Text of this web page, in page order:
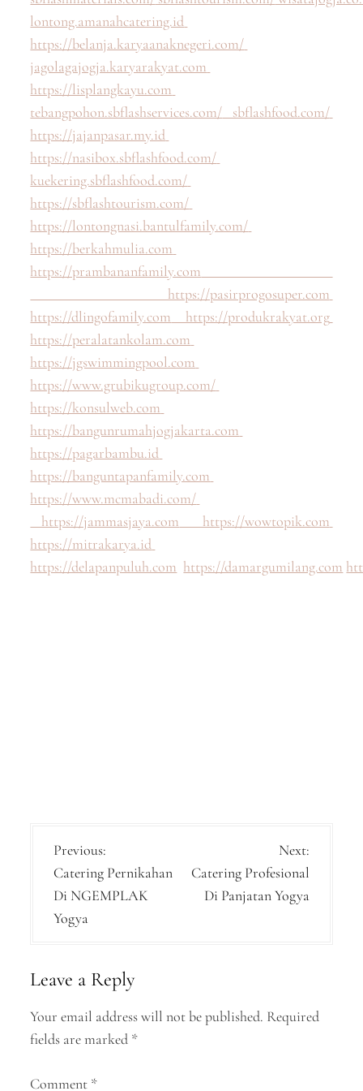
lontong.amanahcatering.id
https://belanja.karyaanaknegeri.com/
jagolagajogja.karyarakyat.com
https://lisplangkayu.com
tebangpohon.sbflashservices.com/ sbflashfood.com/
https://jajanpasar.my.id
https://nasibox.sbflashfood.com/
kuekering.sbflashfood.com/
https://sbflashtourism.com/
https://lontongnasi.bantulfamily.com/
https://berkahmulia.com
https://prambananfamily.com
https://pasirprogosuper.com
https://dlingofamily.com https://produkrakyat.org
https://peralatankolam.com
https://jgswimmingpool.com
https://www.grubikugroup.com/
https://konsulweb.com
https://bangunrumahjogjakarta.com
https://pagarbambu.id
https://banguntapanfamily.com
https://www.mcmabadi.com/
https://jammasjaya.com https://wowtopik.com
https://mitrakarya.id
https://delapanpuluh.com https://damargumilang.com
P
o
s
a
v
i
g
Previous:
Catering Pernikahan
Di NGEMPLAK
Yogya
Next:
Catering Profesional
Di Panjatan Yogya
Leave a Reply
Your email address will not be published. Required
fields are marked *
Comment *